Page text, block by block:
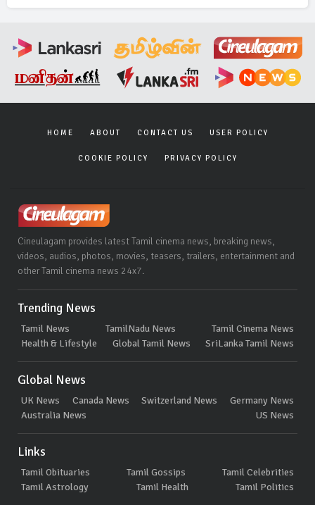
HOME ABOUT CONTACT US USER POLICY
COOKIE POLICY PRIVACY POLICY
Cineulagam provides latest Tamil cinema news, breaking news,
videos, audios, photos, movies, teasers, trailers, entertainment and
other Tamil cinema news 24x7.
Trending News
Tamil News TamilNadu News
Tamil Cinema News
Health & Lifestyle
Global Tamil News SriLanka Tamil News
Global News
UK News Canada News Switzerland News
Germany News
Australia News
US News
Links
Tamil Obituaries Tamil Gossips
Tamil Celebrities
Tamil Astrology
Tamil Health Tamil Politics